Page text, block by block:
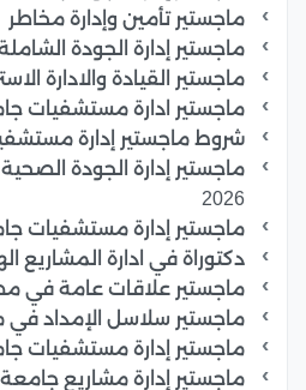
ماجستير تأمين وإدارة مخاطر
ماجستير إدارة الجودة
ماجستير القيادة والادارة
ماجستير ادارة مستشفيات
شروط ماجستير إدارة
ماجستير إدارة الجودة
2026
ماجستير إدارة مستشفيات
دكتوراة في ادارة المشاريع
ماجستير علاقات عامة في مصر
ماجستير سلاسل الإمداد في
ماجستير إدارة
ماجستير إدارة مشاريع جامعة